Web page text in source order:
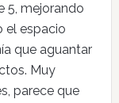
5, mejorando
el espacio
que aguantar
Muy
parece que